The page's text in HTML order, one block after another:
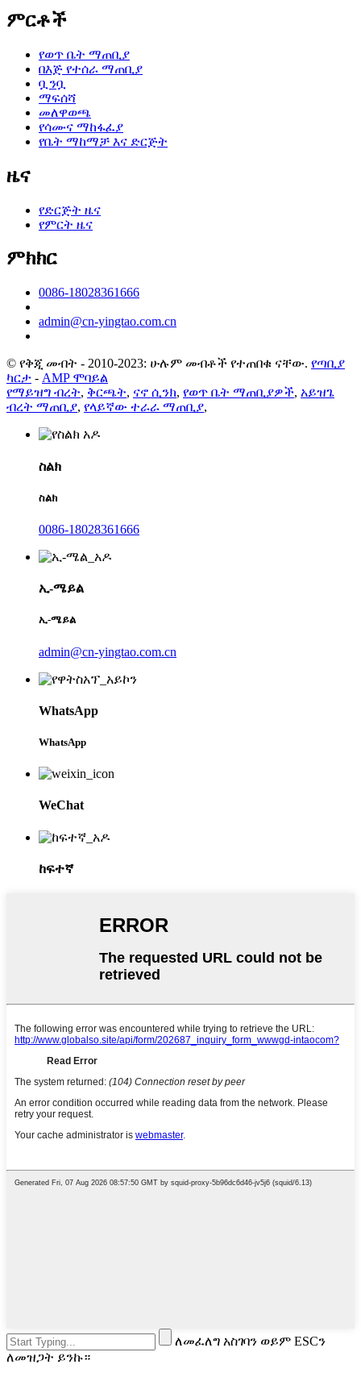
ምርቶች
የወጥ ቤት ማጠቢያ
በእጅ የተሰራ ማጠቢያ
ቧንቧ
ማፍሰሻ
መለዋወጫ
የሳሙና ማከፋፈያ
የቤት ማከማቻ እና ድርጅት
ዜና
የድርጅት ዜና
የምርት ዜና
ምክክር
0086-18028361666
admin@cn-yingtao.com.cn
© የቅጂ መብት - 2010-2023: ሁሉም መብቶች የተጠበቁ ናቸው. የጣቢያ
ካርታ - AMP ሞባይል
የማይዝግ ብረት, ቅርጫት, ናኖ ሲንክ, የወጥ ቤት ማጠቢያዎች, አይዝጌ
ብረት ማጠቢያ, የላይኛው ተራራ ማጠቢያ,
ስልክ
ስልክ
0086-18028361666
ኢ-ሜይል
ኢ-ሜይል
admin@cn-yingtao.com.cn
WhatsApp
WhatsApp
WeChat
ከፍተኛ
ለመፈለግ አስገባን ወይም ESCን
ለመዝጋት ይንኩ።